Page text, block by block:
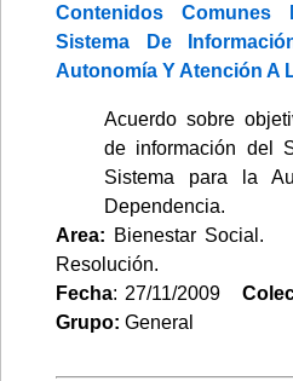
Contenidos
Sistema De
Autonomía Y Atención A
Acuerdo sobre
de información del
Sistema para la
Dependencia.
Area: Bienestar Social.
Resolución.
Fecha: 27/11/2009
Grupo: General